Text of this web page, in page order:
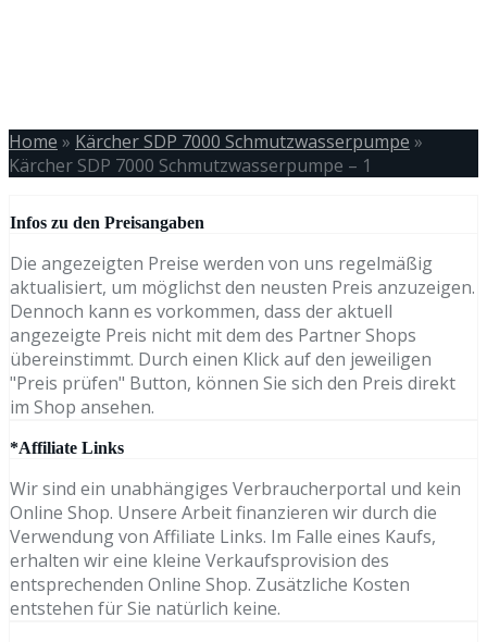
Home » Kärcher SDP 7000 Schmutzwasserpumpe »
Kärcher SDP 7000 Schmutzwasserpumpe – 1
Infos zu den Preisangaben
Die angezeigten Preise werden von uns regelmäßig
aktualisiert, um möglichst den neusten Preis anzuzeigen.
Dennoch kann es vorkommen, dass der aktuell
angezeigte Preis nicht mit dem des Partner Shops
übereinstimmt. Durch einen Klick auf den jeweiligen
"Preis prüfen" Button, können Sie sich den Preis direkt
im Shop ansehen.
*Affiliate Links
Wir sind ein unabhängiges Verbraucherportal und kein
Online Shop. Unsere Arbeit finanzieren wir durch die
Verwendung von Affiliate Links. Im Falle eines Kaufs,
erhalten wir eine kleine Verkaufsprovision des
entsprechenden Online Shop. Zusätzliche Kosten
entstehen für Sie natürlich keine.